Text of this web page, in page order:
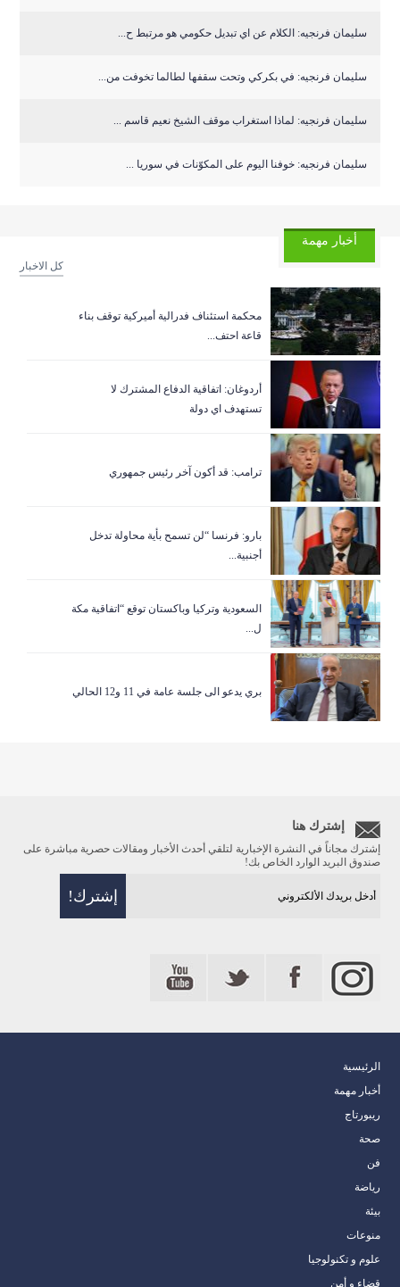
سليمان فرنجيه: الكلام عن اي تبديل حكومي هو مرتبط ح...
سليمان فرنجيه: في بكركي وتحت سقفها لطالما تخوفت من...
سليمان فرنجيه: لماذا استغراب موقف الشيخ نعيم قاسم ...
سليمان فرنجيه: خوفنا اليوم على المكوّنات في سوريا ...
أخبار مهمة
كل الاخبار
‏محكمة استئناف فدرالية أميركية توقف بناء
قاعة احتف...
أردوغان: اتفاقية الدفاع المشترك لا
تستهدف اي دولة
ترامب: قد أكون آخر رئيس جمهوري
بارو: فرنسا “لن تسمح بأية محاولة تدخل
أجنبية...
السعودية وتركيا وباكستان توقع “اتفاقية مكة
ل...
بري يدعو الى جلسة عامة في 11 و12 الحالي
إشترك هنا
إشترك مجاناً في النشرة الإخبارية لتلقي أحدث الأخبار ومقالات حصرية مباشرة على
صندوق البريد الوارد الخاص بك!
الرئيسية
أخبار مهمة
ريبورتاج
صحة
فن
رياضة
بيئة
منوعات
علوم و تكنولوجيا
قضاء و أمن